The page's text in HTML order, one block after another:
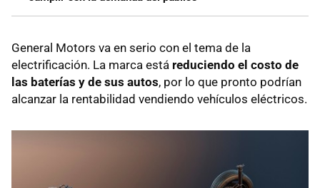
General Motors va en serio con el tema de la
electrificación. La marca está reduciendo el costo de
las baterías y de sus autos, por lo que pronto podrían
alcanzar la rentabilidad vendiendo vehículos eléctricos.